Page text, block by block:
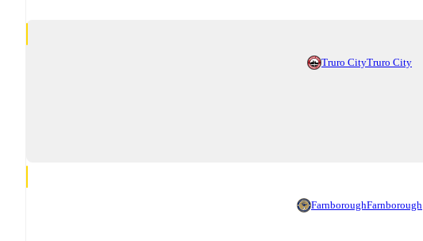
Truro CityTruro City
FarnboroughFarnborough